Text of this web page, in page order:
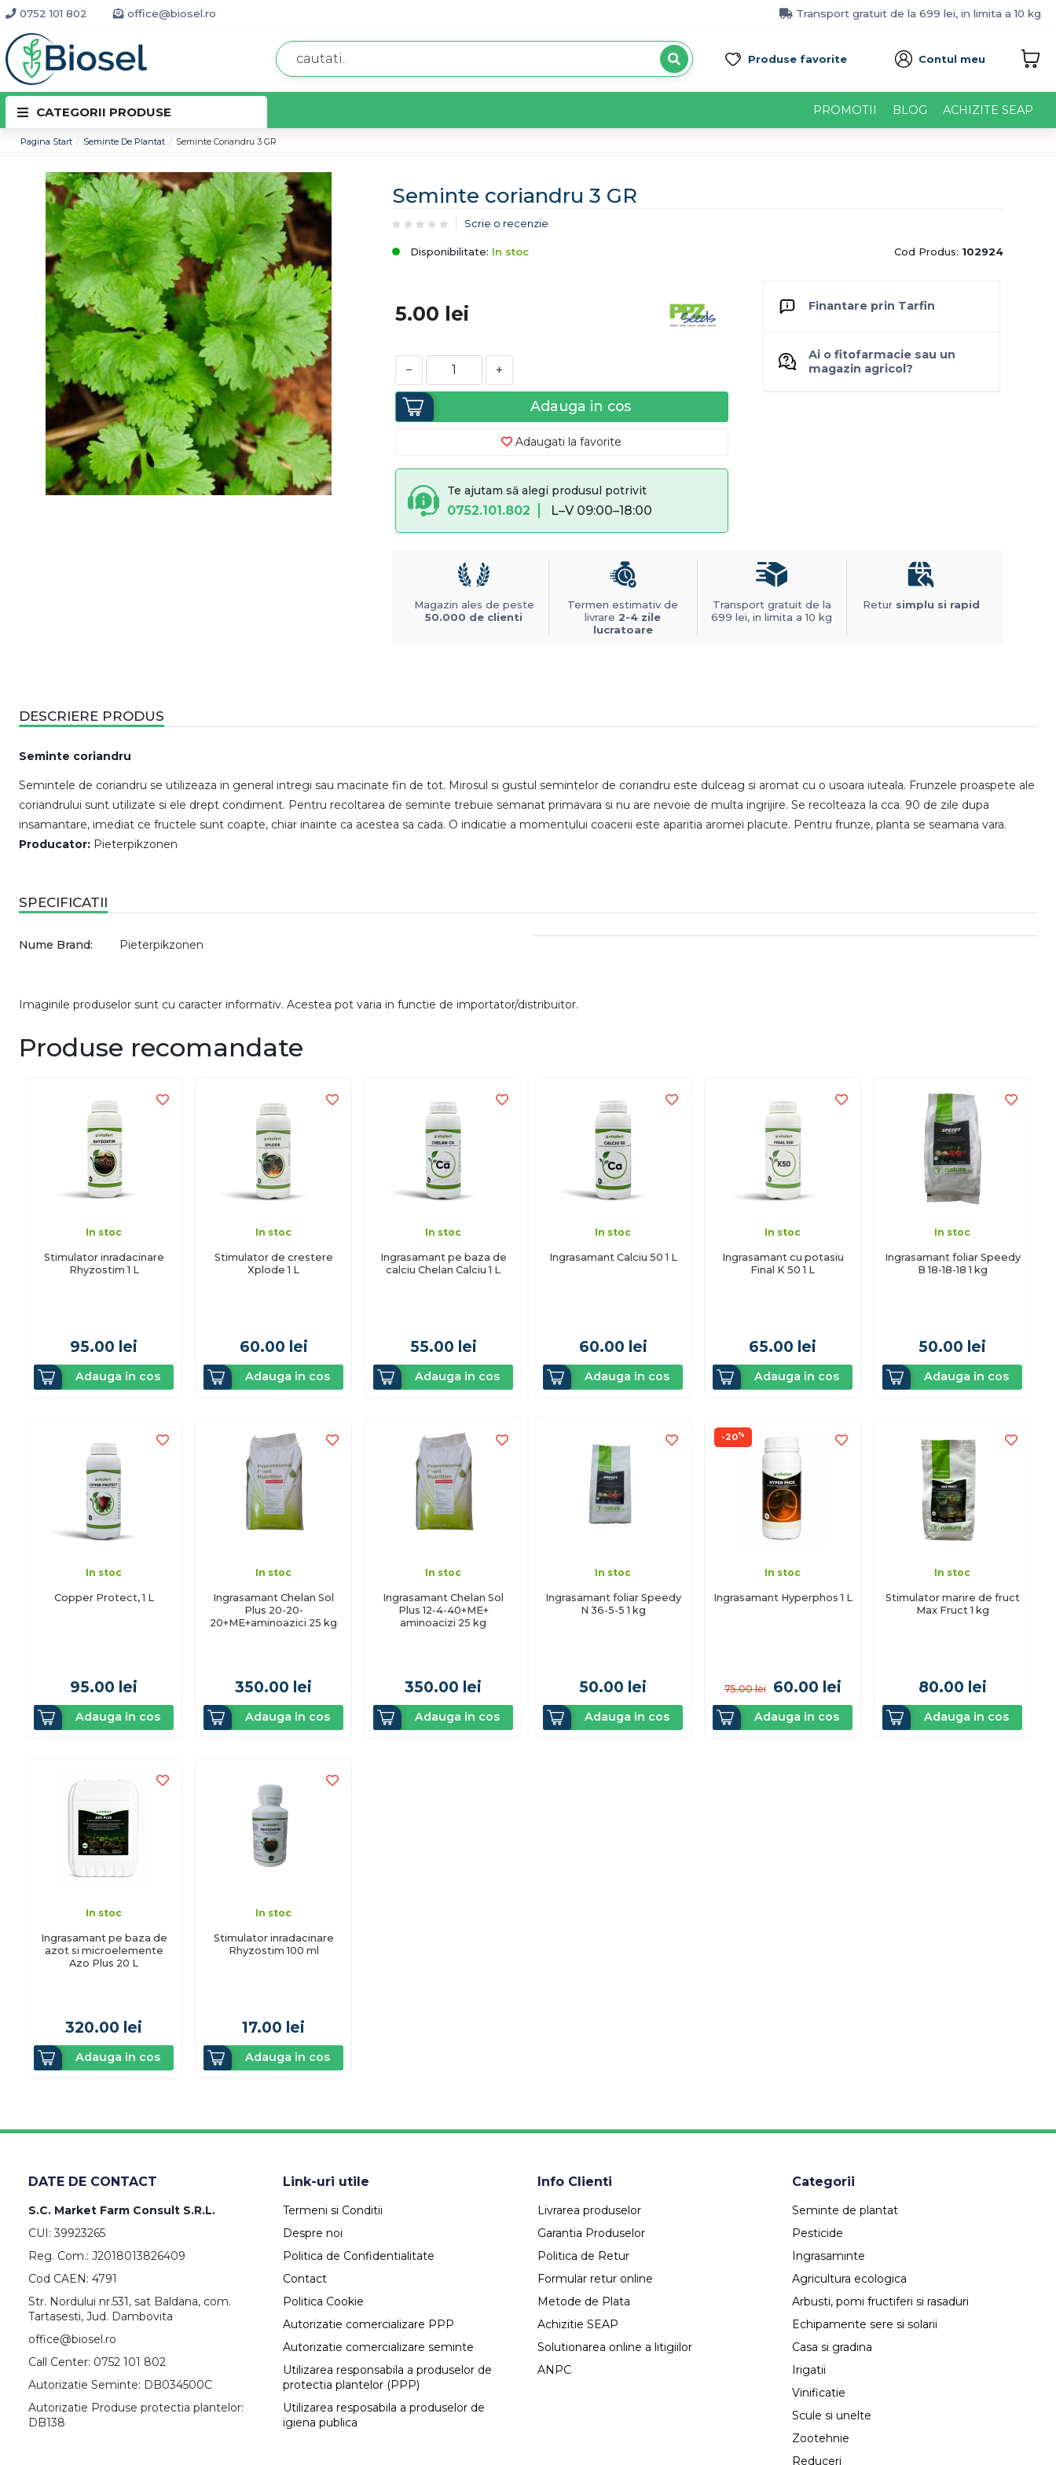
0752 101 802 office@biosel.ro Transport gratuit de la 699 lei, in limita a 10 kg
Produse favorite Contul meu
CATEGORII PRODUSE PROMOTII BLOG ACHIZITE SEAP
Pagina Start Seminte De Plantat Seminte Coriandru 3 GR
Seminte coriandru 3 GR
Scrie o recenzie
Disponibilitate: In stoc Cod Produs: 102924
5.00 lei
− +
Adauga in cos
Adaugati la favorite
Te ajutam să alegi produsul potrivit
0752.101.802 L–V 09:00–18:00
Finantare prin Tarfin
Ai o fitofarmacie sau un
magazin agricol?
Magazin ales de peste
50.000 de clienti
Termen estimativ de
livrare 2-4 zile
lucratoare
Transport gratuit de la
699 lei, in limita a 10 kg
Retur simplu si rapid
DESCRIERE PRODUS
Seminte coriandru
Semintele de coriandru se utilizeaza in general intregi sau macinate fin de tot. Mirosul si gustul semintelor de coriandru este dulceag si aromat cu o usoara iuteala. Frunzele proaspete ale
coriandrului sunt utilizate si ele drept condiment. Pentru recoltarea de seminte trebuie semanat primavara si nu are nevoie de multa ingrijire. Se recolteaza la cca. 90 de zile dupa
insamantare, imediat ce fructele sunt coapte, chiar inainte ca acestea sa cada. O indicatie a momentului coacerii este aparitia aromei placute. Pentru frunze, planta se seamana vara.
Producator: Pieterpikzonen
SPECIFICATII
Nume Brand: Pieterpikzonen
Imaginile produselor sunt cu caracter informativ. Acestea pot varia in functie de importator/distribuitor.
Produse recomandate
In stoc
Stimulator inradacinare
Rhyzostim 1 L
95.00 lei
Adauga in cos
In stoc
Stimulator de crestere
Xplode 1 L
60.00 lei
Adauga in cos
In stoc
Ingrasamant pe baza de
calciu Chelan Calciu 1 L
55.00 lei
Adauga in cos
In stoc
Ingrasamant Calciu 50 1 L
60.00 lei
Adauga in cos
In stoc
Ingrasamant cu potasiu
Final K 50 1 L
65.00 lei
Adauga in cos
In stoc
Ingrasamant foliar Speedy
B 18-18-18 1 kg
50.00 lei
Adauga in cos
In stoc
Copper Protect, 1 L
95.00 lei
Adauga in cos
In stoc
Ingrasamant Chelan Sol
Plus 20-20-
20+ME+aminoazici 25 kg
350.00 lei
Adauga in cos
In stoc
Ingrasamant Chelan Sol
Plus 12-4-40+ME+
aminoacizi 25 kg
350.00 lei
Adauga in cos
In stoc
Ingrasamant foliar Speedy
N 36-5-5 1 kg
50.00 lei
Adauga in cos
-20%
In stoc
Ingrasamant Hyperphos 1 L
75.00 lei 60.00 lei
Adauga in cos
In stoc
Stimulator marire de fruct
Max Fruct 1 kg
80.00 lei
Adauga in cos
In stoc
Ingrasamant pe baza de
azot si microelemente
Azo Plus 20 L
320.00 lei
Adauga in cos
In stoc
Stimulator inradacinare
Rhyzostim 100 ml
17.00 lei
Adauga in cos
DATE DE CONTACT
S.C. Market Farm Consult S.R.L.
CUI: 39923265
Reg. Com.: J2018013826409
Cod CAEN: 4791
Str. Nordului nr.531, sat Baldana, com.
Tartasesti, Jud. Dambovita
office@biosel.ro
Call Center: 0752 101 802
Autorizatie Seminte: DB034500C
Autorizatie Produse protectia plantelor:
DB138
Link-uri utile
Termeni si Conditii
Despre noi
Politica de Confidentialitate
Contact
Politica Cookie
Autorizatie comercializare PPP
Autorizatie comercializare seminte
Utilizarea responsabila a produselor de
protectia plantelor (PPP)
Utilizarea resposabila a produselor de
igiena publica
Info Clienti
Livrarea produselor
Garantia Produselor
Politica de Retur
Formular retur online
Metode de Plata
Achizitie SEAP
Solutionarea online a litigiilor
ANPC
Categorii
Seminte de plantat
Pesticide
Ingrasaminte
Agricultura ecologica
Arbusti, pomi fructiferi si rasaduri
Echipamente sere si solarii
Casa si gradina
Irigatii
Vinificatie
Scule si unelte
Zootehnie
Reduceri